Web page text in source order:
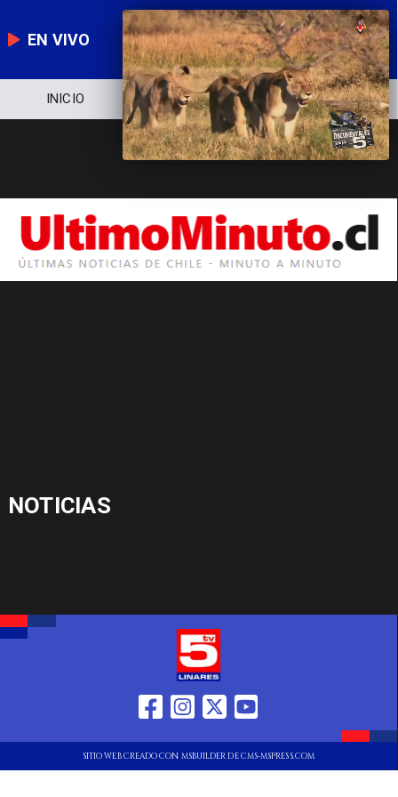
EN VIVO
INICIO NOTICIERO POLÍTICA
NOTICIAS
SITIO WEB CREADO CON MSBUILDER DE CMS-MSPRESS.COM